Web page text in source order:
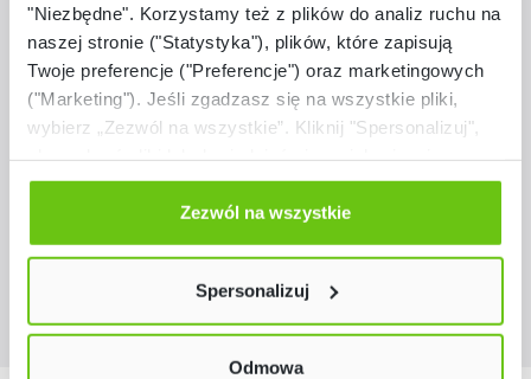
"Niezbędne". Korzystamy też z plików do analiz ruchu na
naszej stronie ("Statystyka"), plików, które zapisują
Twoje preferencje ("Preferencje") oraz marketingowych
("Marketing"). Jeśli zgadzasz się na wszystkie pliki,
wybierz „Zezwól na wszystkie”. Kliknij "Spersonalizuj",
Odmów zgody poprzez przycisk „Odmowa”. Wtedy
użyjemy tylko plików niezbędnych dla naszej strony.
Twój wybór możesz zmienić przez kliknięcie przycisku w
Polityce prywatności
Zezwól na wszystkie
Spersonalizuj
Odmowa
Dostępny na zamówienie
Blocco zestaw 1
Kod produktu: 834202
12 018,70 zł